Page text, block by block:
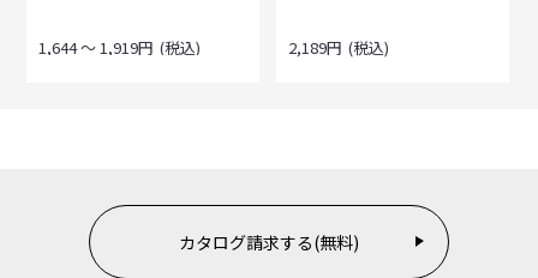
1,644～ 1,919円 (税込) 2,189円 (税込)
カタログ請求する(無料)